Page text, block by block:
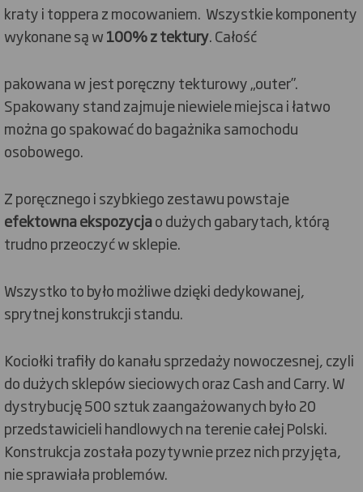
kraty i toppera z mocowaniem. Wszystkie komponenty
wykonane są w100% z tektury. Całość
pakowana w jest poręczny tekturowy „outer”.
Spakowany stand zajmuje niewiele miejsca i łatwo
można go spakować do bagażnika samochodu
osobowego.
Z poręcznego i szybkiego zestawu powstaje
efektowna ekspozycjao dużych gabarytach, którą
trudno przeoczyć w sklepie.
Wszystko to było możliwe dzięki dedykowanej,
sprytnej konstrukcji standu.
Kociołki trafiły do kanału sprzedaży nowoczesnej, czyli
do dużych sklepów sieciowych oraz Cash and Carry. W
dystrybucję 500 sztuk zaangażowanych było 20
przedstawicieli handlowych na terenie całej Polski.
Konstrukcja została pozytywnie przez nich przyjęta,
nie sprawiała problemów.